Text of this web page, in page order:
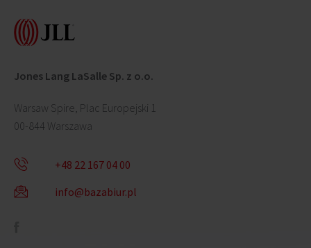
Jones Lang LaSalle Sp. z o.o.
Warsaw Spire, Plac Europejski 1
00-844 Warszawa
+48 22 167 04 00
info@bazabiur.pl